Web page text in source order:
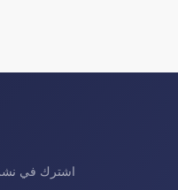
اشترك في